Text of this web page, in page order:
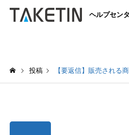
ヘルプセン
投稿 【要返信】販売される